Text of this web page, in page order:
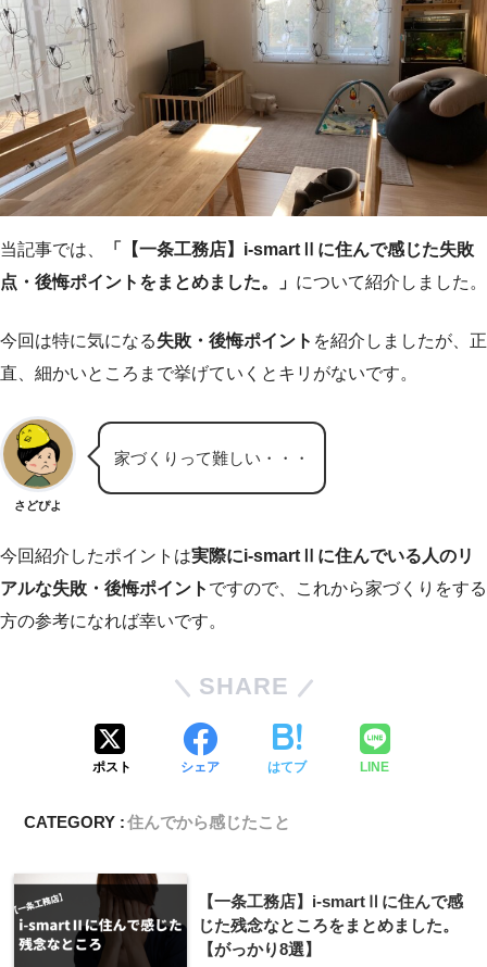
当記事では、
「【一条工務店】i-smartⅡに住んで感じた失敗
点・後悔ポイントをまとめました。」 について紹介しました。
今回は特に気になる失敗・後悔ポイント を紹介しましたが、正
直、細かいところまで挙げていくとキリがないです。
さどぴよ
家づくりって難しい・・・
今回紹介したポイントは実際にi-smartⅡに住んでいる人のリ
アルな失敗・後悔ポイント ですので、これから家づくりをする
方の参考になれば幸いです。
SHARE
ポスト シェア はてブ LINE
CATEGORY :住んでから感じたこと
【一条工務店】i-smartⅡに住んで感
じた残念なところをまとめました。
【がっかり8選】